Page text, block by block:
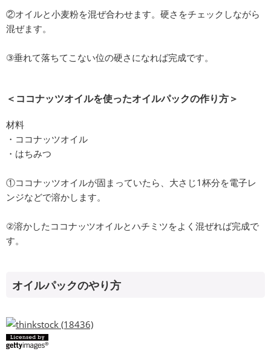
②オイルと小麦粉を混ぜ合わせます。硬さをチェックしながら
混ぜます。
③垂れて落ちてこない位の硬さになれば完成です。
＜ココナッツオイルを使ったオイルパックの作り方＞
材料
・ココナッツオイル
・はちみつ
①ココナッツオイルが固まっていたら、大さじ1杯分を電子レ
ンジなどで溶かします。
②溶かしたココナッツオイルとハチミツをよく混ぜれば完成で
す。
オイルパックのやり方